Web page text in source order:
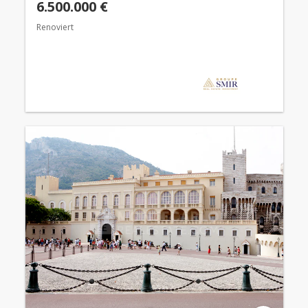
6.500.000 €
Renoviert